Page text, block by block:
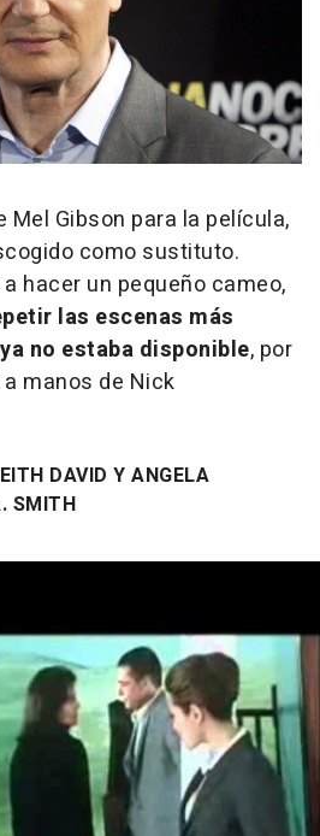
Mel Gibson para la película,
como sustituto.
hacer un pequeño cameo,
las escenas más
no estaba disponible, por
manos de Nick
DAVID Y ANGELA
SMITH